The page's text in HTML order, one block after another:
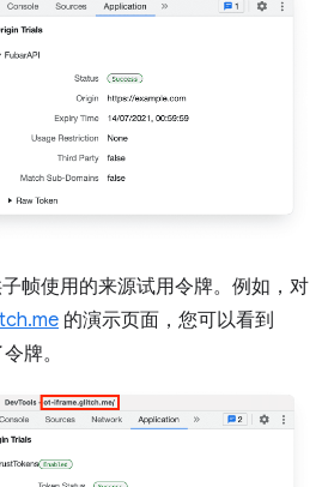
帧使用的来源试用令牌。例如，对
的演示页面，您可以看到
牌。